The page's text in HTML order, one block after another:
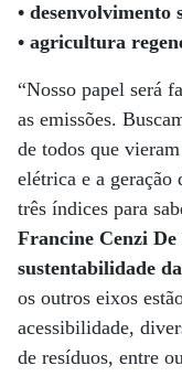
• desenvolvimento
• agricultura
“Nosso papel será
as emissões.
de todos que
elétrica e a geração
três índices para
Francine Cenzi
sustentabilidade
os outros eixos
acessibilidade,
de resíduos, entre